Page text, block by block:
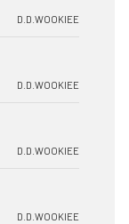
D.D.WOOKIEE
D.D.WOOKIEE
D.D.WOOKIEE
D.D.WOOKIEE